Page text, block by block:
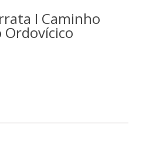
I Caminho
Ordovícico